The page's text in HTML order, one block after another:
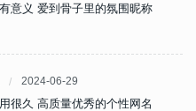
意义 爱到骨子里的氛围昵称
2024-06-29
很久 高质量优秀的个性网名